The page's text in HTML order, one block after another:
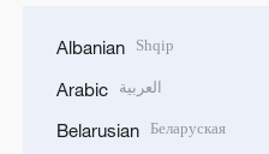
Albanian Shqip
Arabic العربية
Belarusian Беларуская